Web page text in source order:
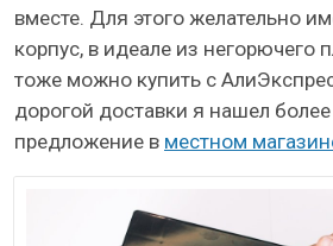
вместе. Для этого желательно
корпус, в идеале из негорючего
тоже можно купить с
дорогой доставки я нашел
предложение в местном